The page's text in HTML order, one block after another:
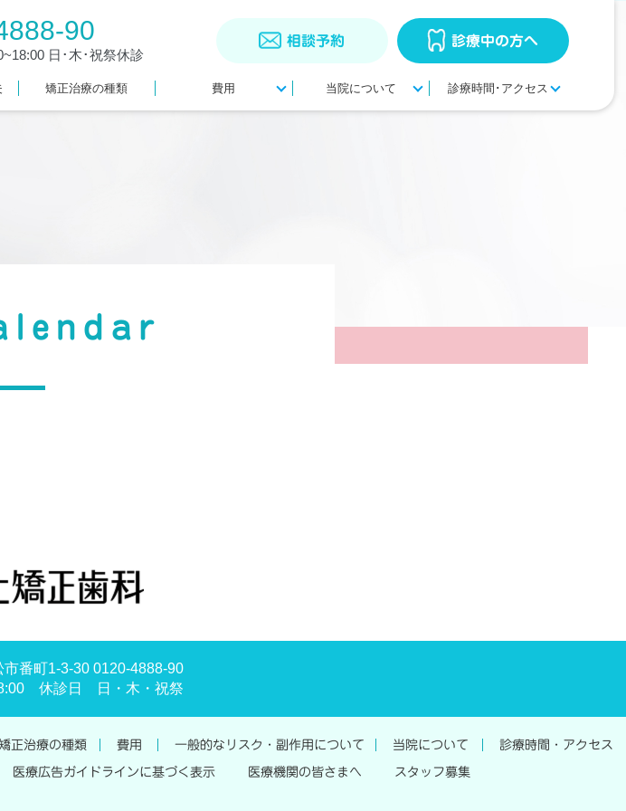
90
日･木･祝祭休診
相談予約 診療中の方へ
矯正治療の種類 費用 当院について 診療時間･アクセス
番町1-3-30 0120-4888-90
休診日 日・木・祝祭
正治療の種類 費用 一般的なリスク・副作用について 当院について 診療時間・アクセス
医療広告ガイドラインに基づく表示 医療機関の皆さまへ スタッフ募集